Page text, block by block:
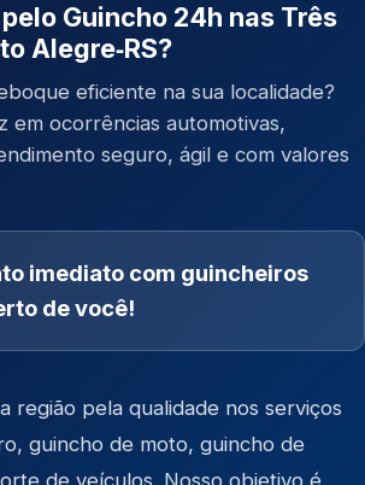
Guincho 24h nas Três
Alegre‑RS?
eficiente na sua localidade?
em ocorrências automotivas,
seguro, ágil e com valores
imediato com guincheiros
de você!
região pela qualidade nos serviços
, guincho de moto, guincho de
de veículos . Nosso objetivo é